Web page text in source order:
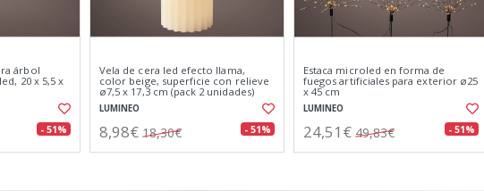
árbol
20 x 5,5 x
- 51%
Vela de cera led efecto llama,
color beige, superficie con relieve
ø7,5 x 17,3 cm (pack 2 unidades)
LUMINEO
8,98€ 18,30€ - 51%
Estaca microled en forma de
fuegos artificiales para exterior ø25
x 45 cm
LUMINEO
24,51€ 49,83€ - 51%